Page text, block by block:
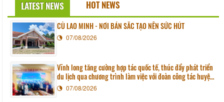
LATEST NEWS HOT NEWS
CÙ LAO MINH - NƠI BẢN SẮC TẠO NÊN SỨC HÚT
07/08/2026
Vĩnh long tăng cường hợp tác quốc tế, thúc đẩy phát triển
du lịch qua chương trình làm việc với đoàn công tác huyện
Sunchang (Hàn quốc)
07/08/2026